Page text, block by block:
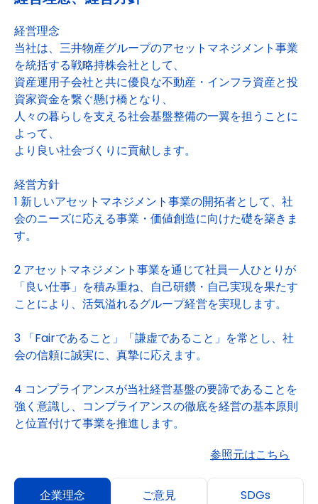
経営理念
当社は、三井物産グループのアセットマネジメント事業
を統括する戦略持株会社として、
資産運用子会社と共に優良な不動産・インフラ資産と投
資家資金を繋ぐ懸け橋となり、
人々の暮らしを支える社会基盤整備の一翼を担うことに
よって、
より良い社会づくりに貢献します。
経営方針
1 新しいアセットマネジメント事業の開拓者として、社
会のニーズに応える事業・価値創造に向けた礎を築きま
す。
2 アセットマネジメント事業を通じて社員一人ひとりが
「良い仕事」を積み重ね、自己研鑽・自己実現を果たす
ことにより、活気溢れるグループ経営を実現します。
3 「Fairであること」「謙虚であること」を常とし、社
会の信頼に誠実に、真摯に応えます。
4 コンプライアンスが当社経営基盤の要諦であることを
強く意識し、コンプライアンスの徹底を経営の基本原則
と位置付けて事業を推進します。
参照元はこちら
企業理念 ご意見 SDGs